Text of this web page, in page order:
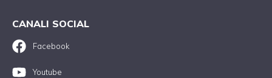
CANALI SOCIAL
Facebook
Youtube